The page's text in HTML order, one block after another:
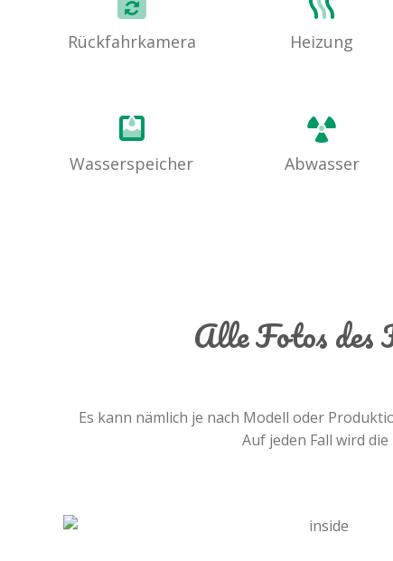
Rückfahrkamera Heizung
Wasserspeicher Abwasser
Alle Fotos des
Es kann nämlich je nach Modell oder
Auf jeden Fall wird